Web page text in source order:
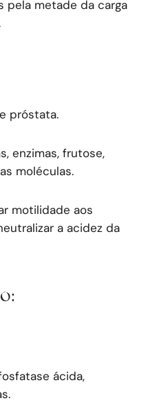
pela metade da carga
próstata.
enzimas, frutose,
moléculas.
motilidade aos
a acidez da
ácida,